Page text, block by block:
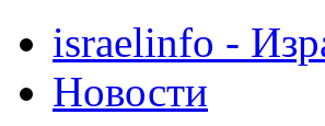
israelinfo -
Новости